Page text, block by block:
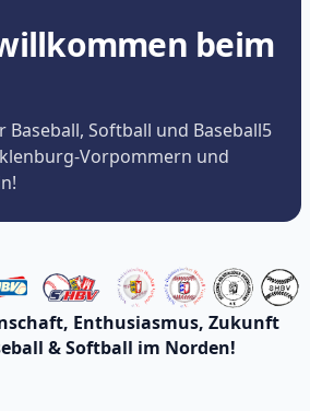
beim
Baseball, Softball und Baseball5
Vorpommern und
Enthusiasmus, Zukunft
& Softball im Norden!